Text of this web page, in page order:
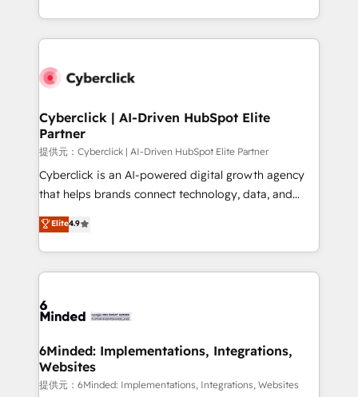
America. From casual user to super fan: make
Canada, we’ve delivered thousands of successful
HubSpot projects for mid-market and enterprise
combine HubSpot, data, and AI to design connected
and technology for predictable, scalable revenue
growth. Our expertise spans RevOps, CRM and data
architecture, AI enablement, and strategic marketing,
delivered through our proprietary FLAIR framework
for responsible AI adoption. As a HubSpot Elite
we blend strategy, creativity, and technology to help
organisations scale smarter and grow stronger.
Cyberclick | AI-Driven HubSpot Elite
Partner
提供元：Cyberclick | AI-Driven HubSpot Elite Partner
Cyberclick is an AI-powered digital growth agency
that helps brands connect technology, data, and
creativity to achieve measurable results. Founded in
Barcelona and operating across Spain, LATAM, and
the UK, we support global companies in building
smarter marketing, sales, and customer success
Iberia (Spain & Portugal), we combine human insight
growth. Our multidisciplinary team designs solutions
that simplify complexity, boost performance, and
turn innovation into real impact. 🌍 Highlights •
Elite4.9
6Minded: Implementations, Integrations,
Websites
提供元：6Minded: Implementations, Integrations, Websites